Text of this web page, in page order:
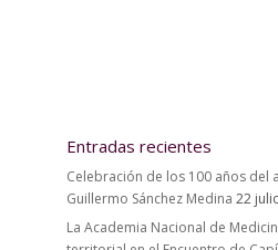
Entradas recientes
Celebración de los 100 años del
Guillermo Sánchez Medina 22
La Academia Nacional de